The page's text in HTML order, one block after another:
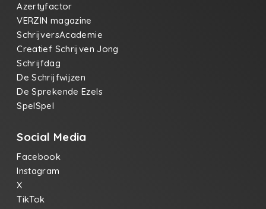
Azertyfactor
VERZIN magazine
SchrijversAcademie
Creatief Schrijven Jong
Schrijfdag
De Schrijfwijzen
De Sprekende Ezels
SpelSpel
Social Media
Facebook
Instagram
X
TikTok